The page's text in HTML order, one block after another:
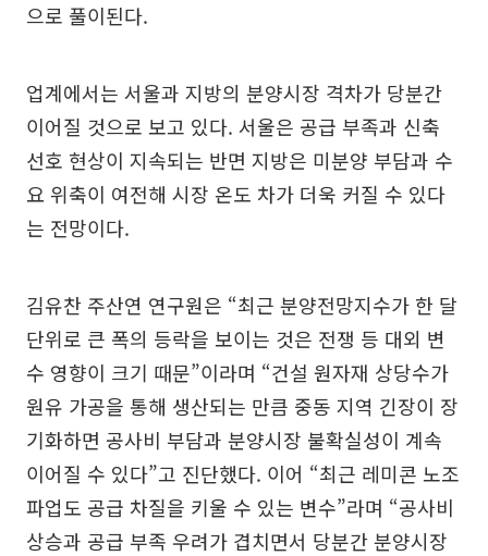
으로 풀이된다.
업계에서는 서울과 지방의 분양시장 격차가 당분간
이어질 것으로 보고 있다. 서울은 공급 부족과 신축
선호 현상이 지속되는 반면 지방은 미분양 부담과 수
요 위축이 여전해 시장 온도 차가 더욱 커질 수 있다
는 전망이다.
김유찬 주산연 연구원은 “최근 분양전망지수가 한 달
단위로 큰 폭의 등락을 보이는 것은 전쟁 등 대외 변
수 영향이 크기 때문”이라며 “건설 원자재 상당수가
원유 가공을 통해 생산되는 만큼 중동 지역 긴장이 장
기화하면 공사비 부담과 분양시장 불확실성이 계속
이어질 수 있다”고 진단했다. 이어 “최근 레미콘 노조
파업도 공급 차질을 키울 수 있는 변수”라며 “공사비
상승과 공급 부족 우려가 겹치면서 당분간 분양시장